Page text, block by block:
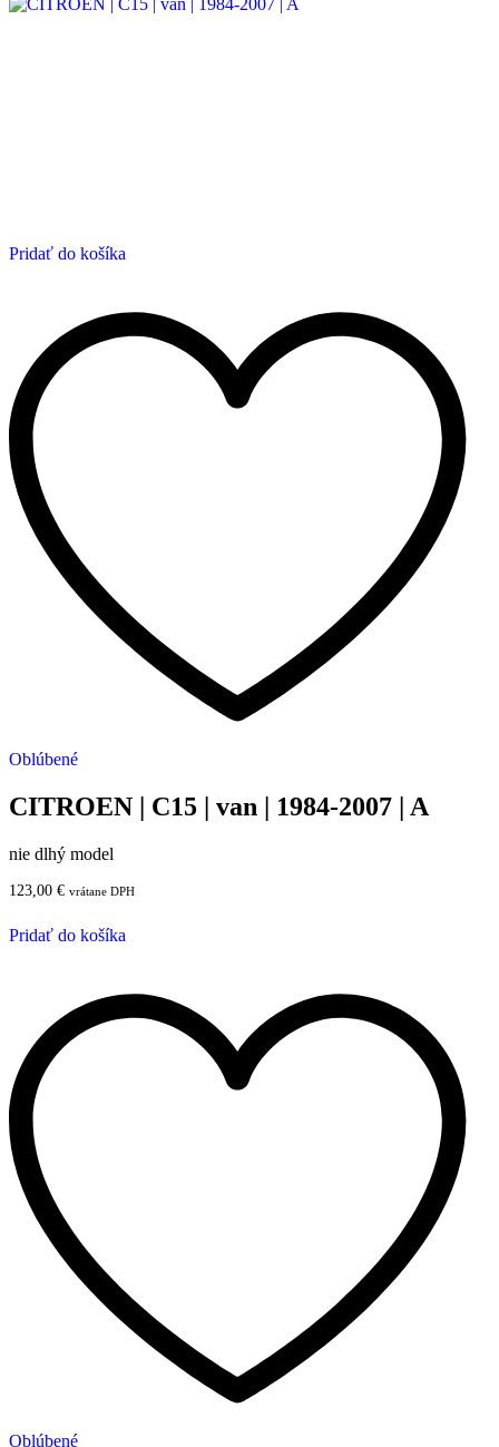
Pridať do košíka
Oblúbené
CITROEN | C15 | van | 1984-2007 | A
nie dlhý model
123,00 € vrátane DPH
Pridať do košíka
Oblúbené